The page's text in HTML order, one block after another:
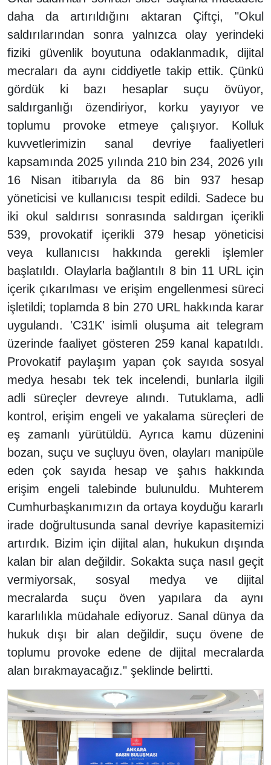
daha da artırıldığını aktaran Çiftçi, "Okul
saldırılarından sonra yalnızca olay yerindeki
fiziki güvenlik boyutuna odaklanmadık, dijital
mecraları da aynı ciddiyetle takip ettik. Çünkü
gördük ki bazı hesaplar suçu övüyor,
saldırganlığı özendiriyor, korku yayıyor ve
toplumu provoke etmeye çalışıyor. Kolluk
kuvvetlerimizin sanal devriye faaliyetleri
kapsamında 2025 yılında 210 bin 234, 2026 yılı
16 Nisan itibarıyla da 86 bin 937 hesap
yöneticisi ve kullanıcısı tespit edildi. Sadece bu
iki okul saldırısı sonrasında saldırgan içerikli
539, provokatif içerikli 379 hesap yöneticisi
veya kullanıcısı hakkında gerekli işlemler
başlatıldı. Olaylarla bağlantılı 8 bin 11 URL için
içerik çıkarılması ve erişim engellenmesi süreci
işletildi; toplamda 8 bin 270 URL hakkında karar
uygulandı. 'C31K' isimli oluşuma ait telegram
üzerinde faaliyet gösteren 259 kanal kapatıldı.
Provokatif paylaşım yapan çok sayıda sosyal
medya hesabı tek tek incelendi, bunlarla ilgili
adli süreçler devreye alındı. Tutuklama, adli
kontrol, erişim engeli ve yakalama süreçleri de
eş zamanlı yürütüldü. Ayrıca kamu düzenini
bozan, suçu ve suçluyu öven, olayları manipüle
eden çok sayıda hesap ve şahıs hakkında
erişim engeli talebinde bulunuldu. Muhterem
Cumhurbaşkanımızın da ortaya koyduğu kararlı
irade doğrultusunda sanal devriye kapasitemizi
artırdık. Bizim için dijital alan, hukukun dışında
kalan bir alan değildir. Sokakta suça nasıl geçit
vermiyorsak, sosyal medya ve dijital
mecralarda suçu öven yapılara da aynı
kararlılıkla müdahale ediyoruz. Sanal dünya da
hukuk dışı bir alan değildir, suçu övene de
toplumu provoke edene de dijital mecralarda
alan bırakmayacağız." şeklinde belirtti.